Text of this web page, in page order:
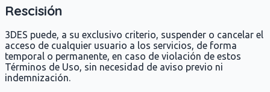
Rescisión
3DES puede, a su exclusivo criterio, suspender o cancelar el
acceso de cualquier usuario a los servicios, de forma
temporal o permanente, en caso de violación de estos
Términos de Uso, sin necesidad de aviso previo ni
indemnización.